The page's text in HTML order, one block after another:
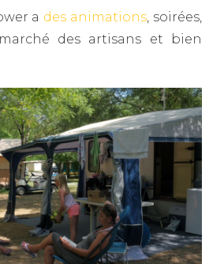
a des animations, soirées,
des artisans et bien